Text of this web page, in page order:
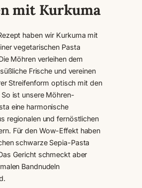
mit Kurkuma
haben wir Kurkuma mit
vegetarischen Pasta
Möhren verleihen dem
Frische und vereinen
Streifenform optisch mit den
So ist unsere Möhren-
eine harmonische
regionalen und fernöstlichen
Für den Wow-Effekt haben
schwarze Sepia-Pasta
Gericht schmeckt aber
Bandnudeln